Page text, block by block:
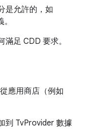
是允許的，如
足 CDD 要求。
應用商店（例如
到 TvProvider 數據